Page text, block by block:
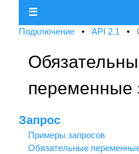
☰
Подключение • API 2.1 •
переменные
Запрос
Примеры запросов
Обязательные